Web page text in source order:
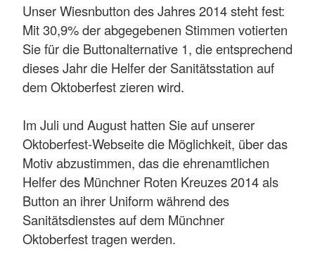
Unser Wiesnbutton des Jahres 2014 steht fest:
Mit 30,9% der abgegebenen Stimmen votierten
Sie für die Buttonalternative 1, die entsprechend
dieses Jahr die Helfer der Sanitätsstation auf
dem Oktoberfest zieren wird.
Im Juli und August hatten Sie auf unserer
Oktoberfest-Webseite die Möglichkeit, über das
Motiv abzustimmen, das die ehrenamtlichen
Helfer des Münchner Roten Kreuzes 2014 als
Button an ihrer Uniform während des
Sanitätsdienstes auf dem Münchner
Oktoberfest tragen werden.